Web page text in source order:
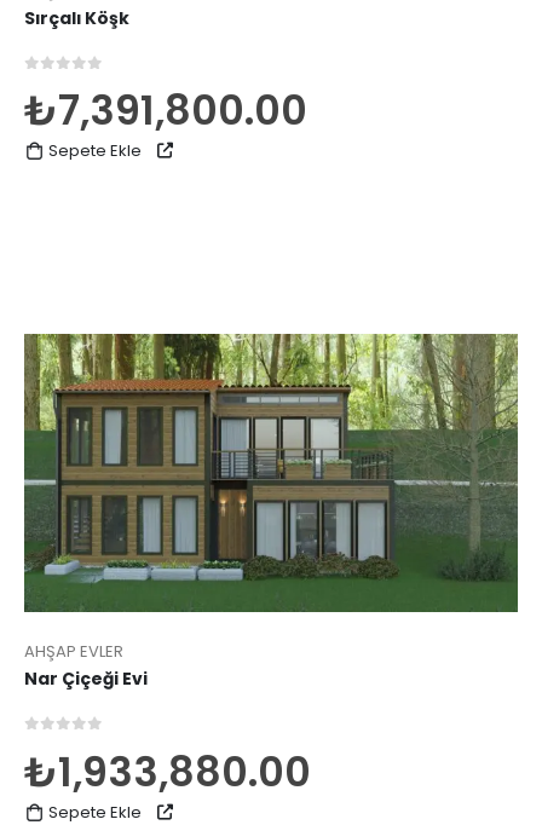
Sırçalı Köşk
₺7,391,800.00
Sepete Ekle
AHŞAP EVLER
Nar Çiçeği Evi
₺1,933,880.00
Sepete Ekle